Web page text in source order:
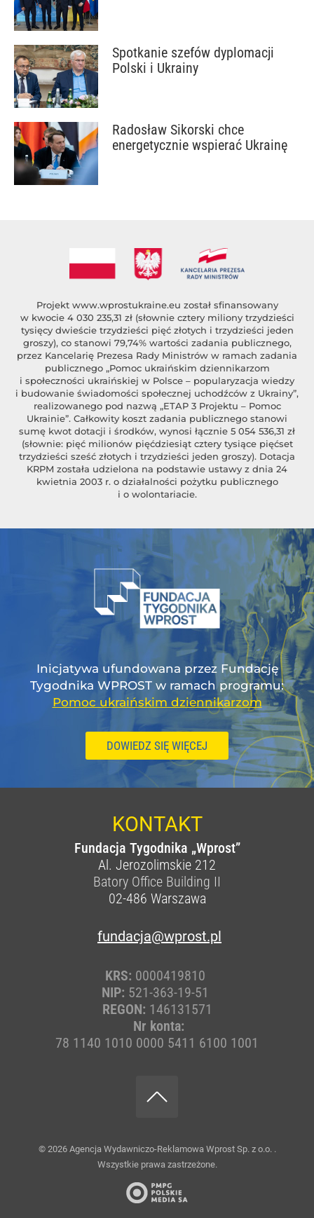
Spotkanie szefów dyplomacji
Polski i Ukrainy
Radosław Sikorski chce
energetycznie wspierać Ukrainę
Projekt www.wprostukraine.eu został sfinansowany
w kwocie 4 030 235,31 zł (słownie cztery miliony trzydzieści
tysięcy dwieście trzydzieści pięć złotych i trzydzieści jeden
groszy), co stanowi 79,74% wartości zadania publicznego,
przez Kancelarię Prezesa Rady Ministrów w ramach zadania
publicznego „Pomoc ukraińskim dziennikarzom
i społeczności ukraińskiej w Polsce – popularyzacja wiedzy
i budowanie świadomości społecznej uchodźców z Ukrainy”,
realizowanego pod nazwą „ETAP 3 Projektu – Pomoc
Ukrainie”. Całkowity koszt zadania publicznego stanowi
sumę kwot dotacji i środków, wynosi łącznie 5 054 536,31 zł
(słownie: pięć milionów pięćdziesiąt cztery tysiące pięćset
trzydzieści sześć złotych i trzydzieści jeden groszy). Dotacja
KRPM została udzielona na podstawie ustawy z dnia 24
kwietnia 2003 r. o działalności pożytku publicznego
i o wolontariacie.
Inicjatywa ufundowana przez Fundację
Tygodnika WPROST w ramach programu:
Pomoc ukraińskim dziennikarzom
DOWIEDZ SIĘ WIĘCEJ
KONTAKT
Fundacja Tygodnika „Wprost”
Al. Jerozolimskie 212
Batory Office Building II
02-486 Warszawa
fundacja@wprost.pl
KRS: 0000419810
NIP: 521-363-19-51
REGON: 146131571
Nr konta:
78 1140 1010 0000 5411 6100 1001
© 2026 Agencja Wydawniczo-Reklamowa Wprost Sp. z o.o. .
Wszystkie prawa zastrzeżone.